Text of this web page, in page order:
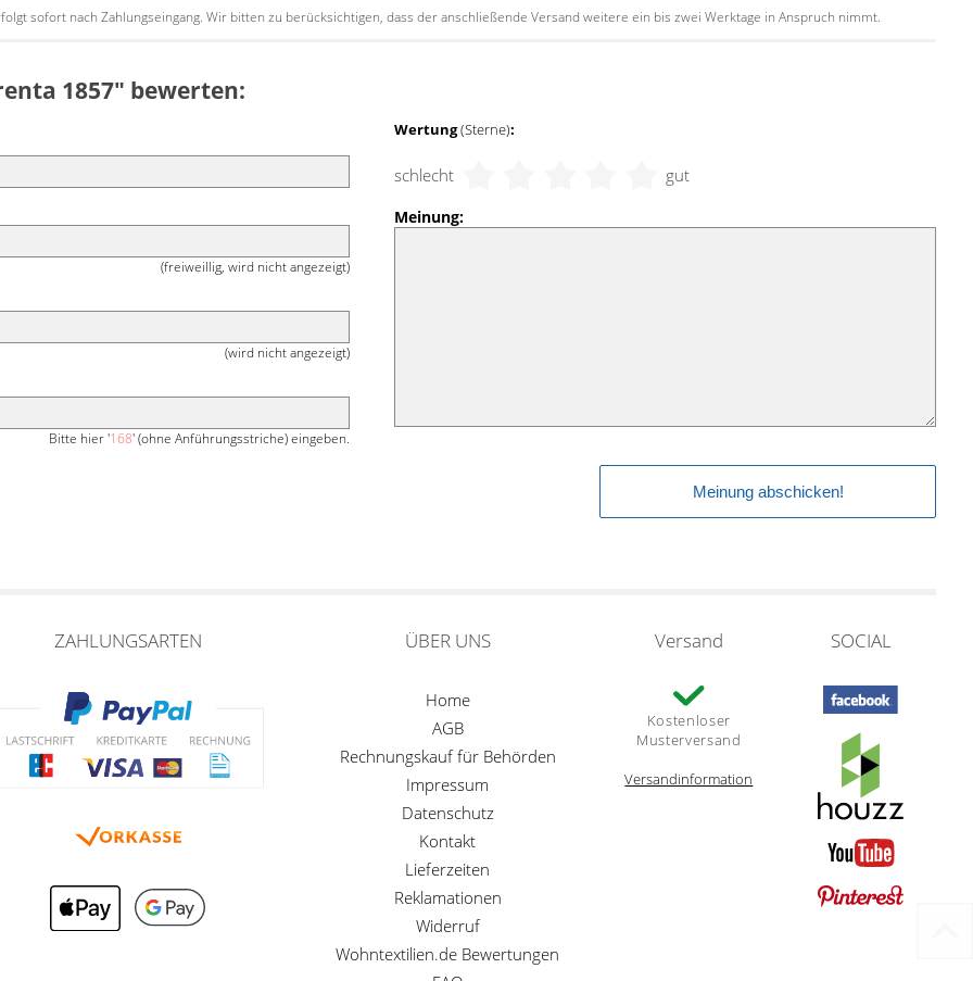
sofort nach Zahlungseingang. Wir bitten zu berücksichtigen, dass der anschließende Versand weitere ein bis zwei Werktage in Anspruch nimmt.
1857" bewerten:
(freiweillig, wird nicht angezeigt)
(wird nicht angezeigt)
Bitte hier '168' (ohne Anführungsstriche) eingeben.
Wertung(Sterne):
schlecht gut
Meinung:
ZAHLUNGSARTEN ÜBER UNS
Home
AGB
Rechnungskauf für Behörden
Impressum
Datenschutz
Kontakt
Lieferzeiten
Reklamationen
Widerruf
Wohntextilien.de Bewertungen
Versand
Kostenloser
Musterversand
Versandinformation
SOCIAL